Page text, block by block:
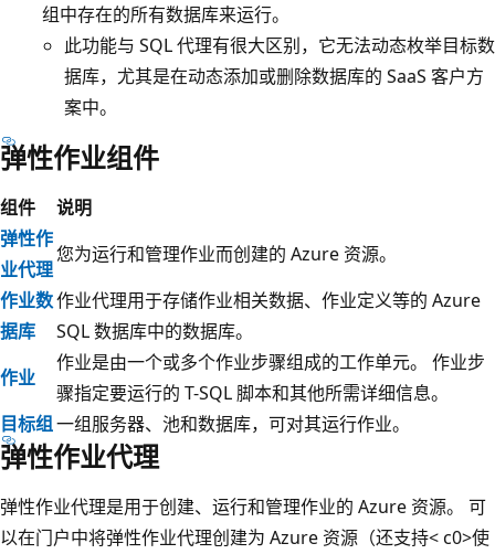
组中存在的所有数据库来运行。
此功能与 SQL 代理有很大区别，它无法动态枚举目标数
据库，尤其是在动态添加或删除数据库的 SaaS 客户方
案中。
弹性作业组件
组件
说明
弹性作
业代理
您为运行和管理作业而创建的 Azure 资源。
作业数
据库
作业代理用于存储作业相关数据、作业定义等的 Azure
SQL 数据库中的数据库。
作业
作业是由一个或多个作业步骤组成的工作单元。 作业步
骤指定要运行的 T-SQL 脚本和其他所需详细信息。
目标组一组服务器、池和数据库，可对其运行作业。
弹性作业代理
弹性作业代理是用于创建、运行和管理作业的 Azure 资源。 可
以在门户中将弹性作业代理创建为 Azure 资源（还支持< c0>使